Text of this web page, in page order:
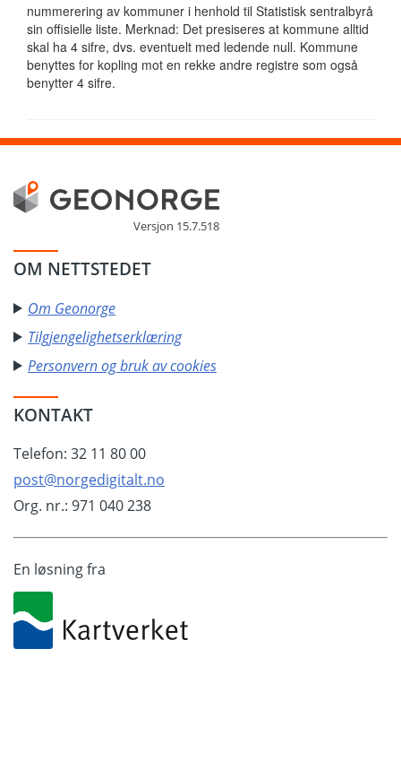
nummerering av kommuner i henhold til Statistisk sentralbyrå
sin offisielle liste. Merknad: Det presiseres at kommune alltid
skal ha 4 sifre, dvs. eventuelt med ledende null. Kommune
benyttes for kopling mot en rekke andre registre som også
benytter 4 sifre.